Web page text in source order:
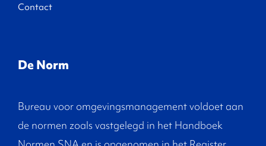
Contact
De Norm
Bureau voor omgevingsmanagement voldoet aan
de normen zoals vastgelegd in het Handboek